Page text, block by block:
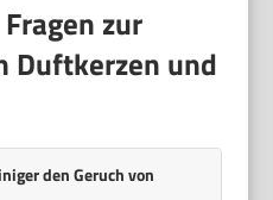
zur
Duftkerzen und
den Geruch von